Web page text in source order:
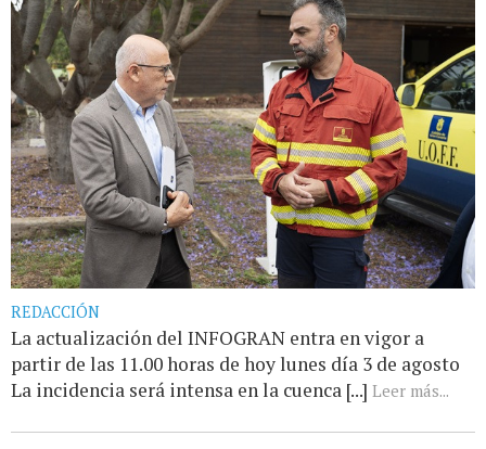
REDACCIÓN
La actualización del INFOGRAN entra en vigor a
partir de las 11.00 horas de hoy lunes día 3 de agosto
La incidencia será intensa en la cuenca [...] Leer más...